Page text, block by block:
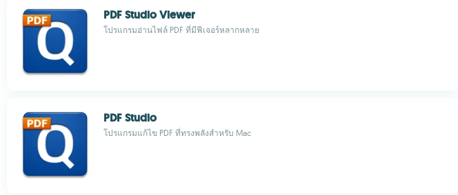
PDF Studio Viewer
โปรแกรมอ่านไฟล์ PDF ที่มีฟีเจอร์หลากหลาย
PDF Studio
โปรแกรมแก้ไข PDF ที่ทรงพลังสำหรับ Mac